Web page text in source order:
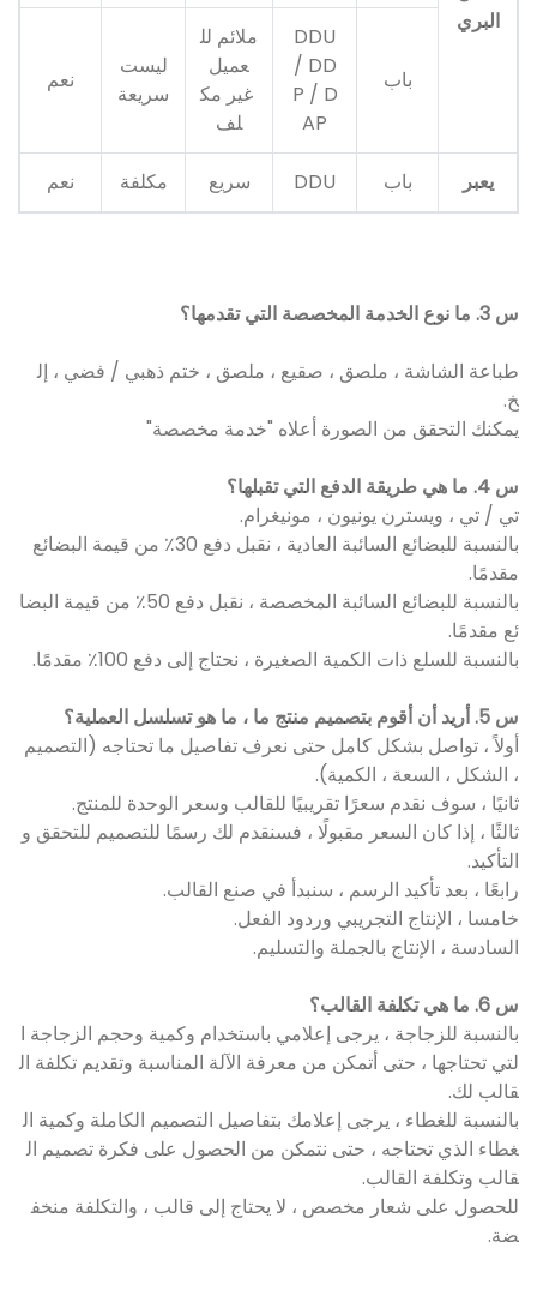
البري
باب
DDU
/ DD
P / D
AP
ملائم لل
عميل
غير مك
لف
ليست
سريعة
نعم
يعبر باب DDU سريع مكلفة نعم
س 3. ما نوع الخدمة المخصصة التي تقدمها؟
طباعة الشاشة ، ملصق ، صقيع ، ملصق ، ختم ذهبي / فضي ، إل
خ.
يمكنك التحقق من الصورة أعلاه "خدمة مخصصة"
س 4. ما هي طريقة الدفع التي تقبلها؟
تي / تي ، ويسترن يونيون ، مونيغرام.
بالنسبة للبضائع السائبة العادية ، نقبل دفع 30٪ من قيمة البضائع
مقدمًا.
بالنسبة للبضائع السائبة المخصصة ، نقبل دفع 50٪ من قيمة البضا
ئع مقدمًا.
بالنسبة للسلع ذات الكمية الصغيرة ، نحتاج إلى دفع 100٪ مقدمًا.
س 5. أريد أن أقوم بتصميم منتج ما ، ما هو تسلسل العملية؟
أولاً ، تواصل بشكل كامل حتى نعرف تفاصيل ما تحتاجه (التصميم
، الشكل ، السعة ، الكمية).
ثانيًا ، سوف نقدم سعرًا تقريبيًا للقالب وسعر الوحدة للمنتج.
ثالثًا ، إذا كان السعر مقبولًا ، فسنقدم لك رسمًا للتصميم للتحقق و
التأكيد.
رابعًا ، بعد تأكيد الرسم ، سنبدأ في صنع القالب.
خامسا ، الإنتاج التجريبي وردود الفعل.
السادسة ، الإنتاج بالجملة والتسليم.
س 6. ما هي تكلفة القالب؟
بالنسبة للزجاجة ، يرجى إعلامي باستخدام وكمية وحجم الزجاجة ا
لتي تحتاجها ، حتى أتمكن من معرفة الآلة المناسبة وتقديم تكلفة ال
قالب لك.
بالنسبة للغطاء ، يرجى إعلامك بتفاصيل التصميم الكاملة وكمية ال
غطاء الذي تحتاجه ، حتى نتمكن من الحصول على فكرة تصميم ال
قالب وتكلفة القالب.
للحصول على شعار مخصص ، لا يحتاج إلى قالب ، والتكلفة منخف
ضة.